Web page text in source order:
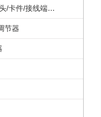
模块/电/探头/卡件/接线端子/记录纸
节器